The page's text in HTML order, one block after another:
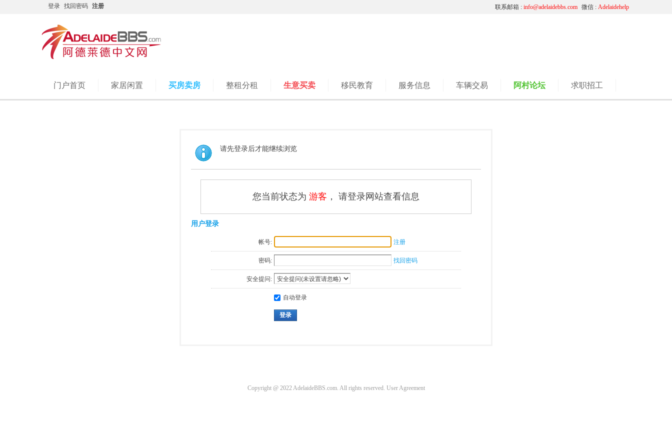
登录 找回密码 注册 微信 : Adelaidehelp
联系邮箱 : info@adelaidebbs.com
门户首页 家居闲置 买房卖房 整租分租 生意买卖 移民教育 服务信息 车辆交易 阿村论坛 求职招工
请先登录后才能继续浏览
您当前状态为 游客 ， 请登录网站查看信息
用户登录
帐号: 注册
密码: 找回密码
安全提问:
自动登录
登录
Copyright @ 2022 AdelaideBBS.com. All rights reserved. User Agreement